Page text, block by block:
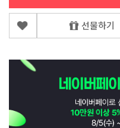
선물하기